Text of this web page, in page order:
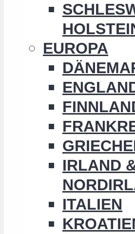
EUROPA
IRLAND
ITALIEN